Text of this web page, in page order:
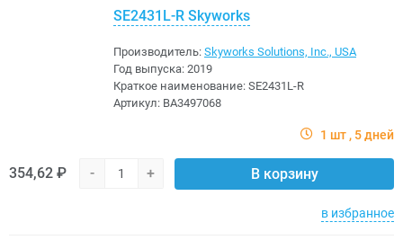
SE2431L-R Skyworks
Производитель: Skyworks Solutions, Inc., USA
Год выпуска: 2019
Краткое наименование: SE2431L-R
Артикул: BA3497068
1 шт 5 дней
354,62 ₽ - + В корзину
в избранное